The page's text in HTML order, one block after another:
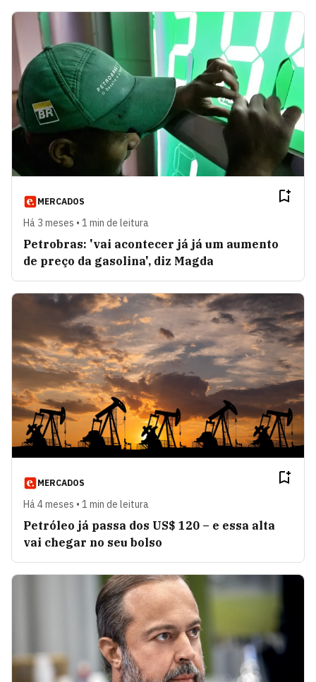
MERCADOS
Há 3 meses • 1 min de leitura
Petrobras: 'vai acontecer já já um aumento
de preço da gasolina', diz Magda
MERCADOS
Há 4 meses • 1 min de leitura
Petróleo já passa dos US$ 120 – e essa alta
vai chegar no seu bolso